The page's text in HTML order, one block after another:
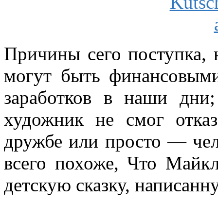
Причины сего поступка,
могут быть
заработков в наши
художник не смог
дружбе или просто —
всего похоже, Что
детскую сказку,